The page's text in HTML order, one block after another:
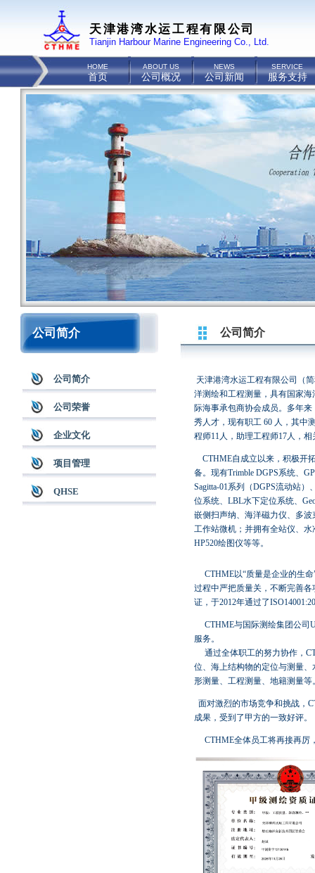
天津港湾水运工程有限公司
Tianjin Harbour Marine Engineering Co., Ltd.
HOME
首页
ABOUT US
公司概况
NEWS
公司新闻
SERVICE
服务支持
公司简介
公司简介
公司荣誉
企业文化
项目管理
QHSE
公司简介
天津港湾水运工程有限公司（
洋测绘和工程测量，具有国家
际海事承包商协会成员。多年来
秀人才，现有职工 60 人，其中
程师11人，助理工程师17人，
CTHME自成立以来，积极开
备。现有Trimble DGPS系统、
Sagitta-01系列（DGPS流动站）
位系统、 LBL水下定位系统、
嵌侧扫声纳、海洋磁力仪、多波
工作站微机；并拥有全站仪、
HP520绘图仪等等。
CTHME以“质量是企业的生命
过程中严把质量关，不断完善
证，于2012年通过了
CTHME与国际测绘集团公司
服务。
通过全体职工的努力协作，
位、海上结构物的定位与测量
形测量、工程测量、地籍测量等
面对激烈的市场竞争和挑战，
成果，受到了甲方的一致好评。
CTHME全体员工将再接再厉